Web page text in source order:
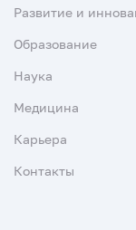
Развитие и
Образование
Наука
Медицина
Карьера
Контакты